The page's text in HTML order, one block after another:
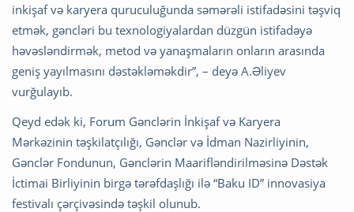
inkişaf və karyera quruculuğunda səmərəli istifadəsini təşviq
etmək, gəncləri bu texnologiyalardan düzgün istifadəyə
həvəsləndirmək, metod və yanaşmaların onların arasında
geniş yayılmasını dəstəkləməkdir”, – deyə A.Əliyev
vurğulayıb.
Qeyd edək ki, Forum Gənclərin İnkişaf və Karyera
Mərkəzinin təşkilatçılığı, Gənclər və İdman Nazirliyinin,
Gənclər Fondunun, Gənclərin Maarifləndirilməsinə Dəstək
İctimai Birliyinin birgə tərəfdaşlığı ilə “Baku ID” innovasiya
festivalı çərçivəsində təşkil olunub.